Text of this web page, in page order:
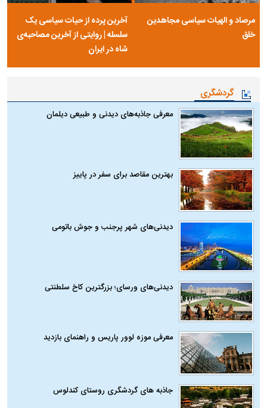
مرصاد و الهیات سیاسی مجاهدین
خلق
آخرین پرده از حیات سیاسی یک
سلسله | روایتی از آخرین مصاحبه‌ی
شاه در ایران
گردشگری
معرفی جاذبه‌های دیدنی و طبیعی دیلمان
بهترین مقاصد برای سفر در پاییز
دیدنی‌های شهر پرجنب و جوش باتومی
دیدنی‌های ورسای؛ بزرگترین کاخ سلطنتی
معرفی موزه لوور پاریس و راهنمای بازدید
جاذبه های گردشگری روستای کندلوس